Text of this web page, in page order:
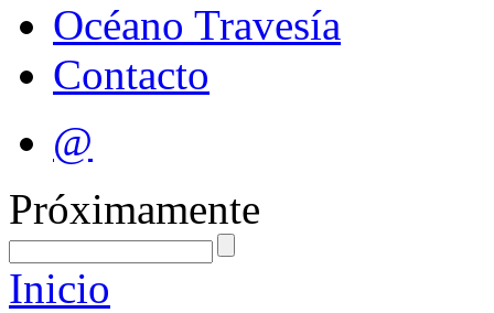
Océano Travesía
Contacto
@
Próximamente
Inicio